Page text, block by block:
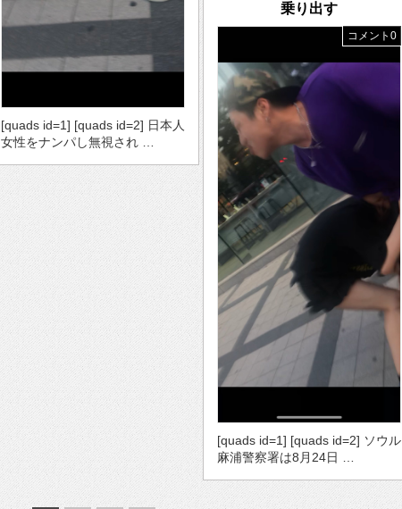
[quads id=1] [quads id=2] 日本人
女性をナンパし無視され …
乗り出す
コメント0
[quads id=1] [quads id=2] ソウル
麻浦警察署は8月24日 …